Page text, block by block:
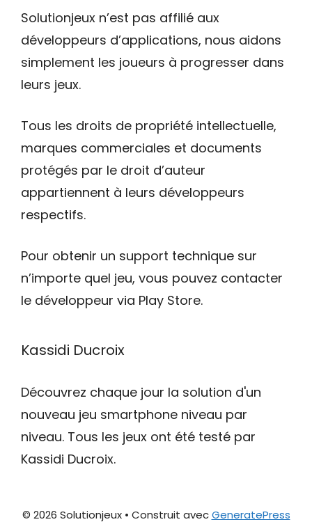
Solutionjeux n’est pas affilié aux
développeurs d’applications, nous aidons
simplement les joueurs à progresser dans
leurs jeux.
Tous les droits de propriété intellectuelle,
marques commerciales et documents
protégés par le droit d’auteur
appartiennent à leurs développeurs
respectifs.
Pour obtenir un support technique sur
n’importe quel jeu, vous pouvez contacter
le développeur via Play Store.
Kassidi Ducroix
Découvrez chaque jour la solution d'un
nouveau jeu smartphone niveau par
niveau. Tous les jeux ont été testé par
Kassidi Ducroix.
© 2026 Solutionjeux• Construit avecGeneratePress